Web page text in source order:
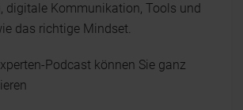
digitale Kommunikation, Tools und
das richtige Mindset.
Podcast können Sie ganz